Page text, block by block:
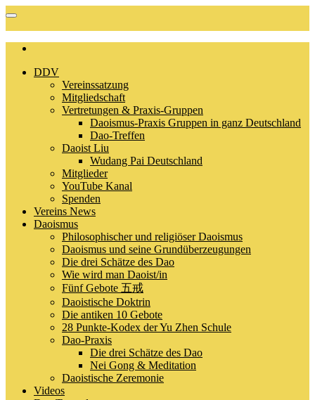
DDV
Vereinssatzung
Mitgliedschaft
Vertretungen & Praxis-Gruppen
Daoismus-Praxis Gruppen in ganz Deutschland
Dao-Treffen
Daoist Liu
Wudang Pai Deutschland
Mitglieder
YouTube Kanal
Spenden
Vereins News
Daoismus
Philosophischer und religiöser Daoismus
Daoismus und seine Grundüberzeugungen
Die drei Schätze des Dao
Wie wird man Daoist/in
Fünf Gebote 五戒
Daoistische Doktrin
Die antiken 10 Gebote
28 Punkte-Kodex der Yu Zhen Schule
Dao-Praxis
Die drei Schätze des Dao
Nei Gong & Meditation
Daoistische Zeremonie
Videos